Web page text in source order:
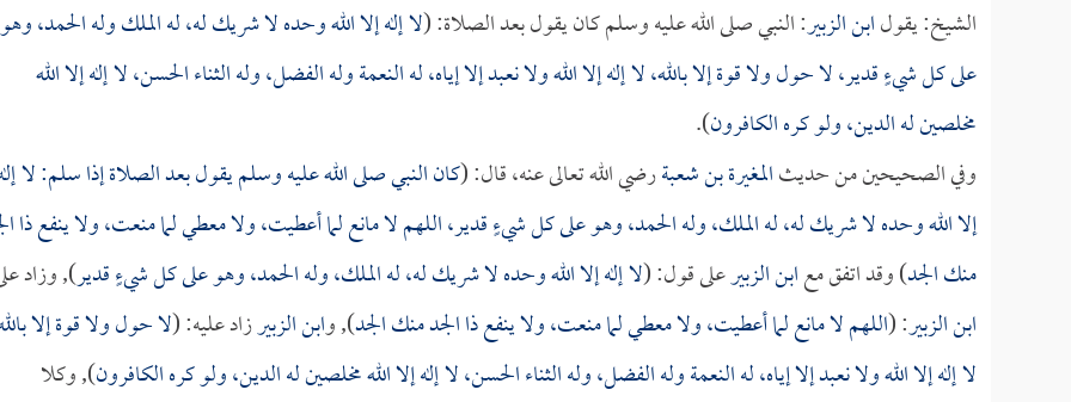
الشيخ: يقولابن الزبير: النبي صلى الله عليه وسلم كان يقول بعد الصلاة: (لا إله إلا الله وحده لا شريك له، له الملك وله الحمد، وهو
على كل شيءٍ قدير، لا حول ولا قوة إلا بالله، لا إله إلا الله ولا نعبد إلا إياه، له النعمة وله الفضل، وله الثناء الحسن، لا إله إلا الله
مخلصين له الدين، ولو كره الكافرون).
وفي الصحيحين من حديثالمغيرة بن شعبةرضي الله تعالى عنه، قال: (كان النبي صلى الله عليه وسلم يقول بعد الصلاة إذا سلم: لا
إلا الله وحده لا شريك له، له الملك، وله الحمد، وهو على كل شيءٍ قدير، اللهم لا مانع لما أعطيت، ولا معطي لما منعت، ولا ينفع ذا
منك الجد) وقد اتفق معابن الزبيرعلى قول: (لا إله إلا الله وحده لا شريك له، له الملك، وله الحمد، وهو على كل شيءٍ قدير), وزاد
ابن الزبير: (اللهم لا مانع لما أعطيت، ولا معطي لما منعت، ولا ينفع ذا الجد منك الجد), وابن الزبيرزاد عليه: (لا حول ولا قوة إلا
لا إله إلا الله ولا نعبد إلا إياه، له النعمة وله الفضل، وله الثناء الحسن، لا إله إلا الله مخلصين له الدين، ولو كره الكافرون), وكلا